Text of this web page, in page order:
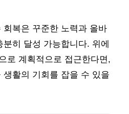
회복은 꾸준한 노력과 올바
히 달성 가능합니다. 위에
로 계획적으로 접근한다면,
활의 기회를 잡을 수 있을